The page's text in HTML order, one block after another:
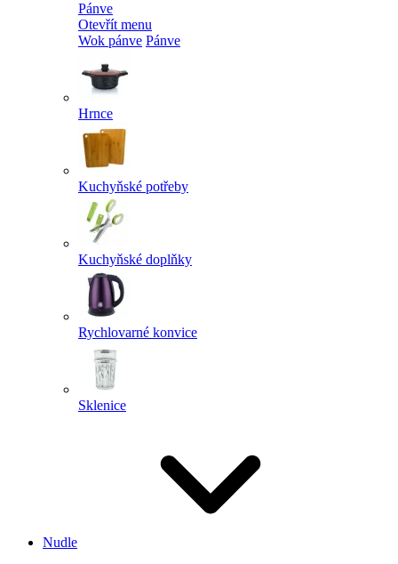
Pánve
Otevřít menu
Wok pánve Pánve
Hrnce
Kuchyňské potřeby
Kuchyňské doplňky
Rychlovarné konvice
Sklenice
Nudle